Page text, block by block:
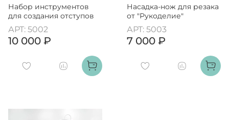
Набор инструментов
для создания отступов
АРТ: 5002
10 000 ₽
Насадка-нож для резака
от "Рукоделие"
АРТ: 5003
7 000 ₽